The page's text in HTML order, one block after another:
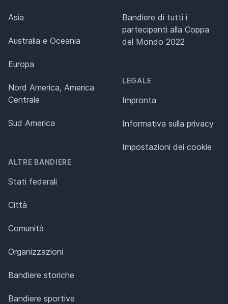
Asia
Australia e Oceania
Europa
Nord America, America
Centrale
Sud America
ALTRE BANDIERE
Stati federali
Città
Comunità
Organizzazioni
Bandiere storiche
Bandiere sportive
Bandiere di tutti i
partecipanti alla Coppa
del Mondo 2022
LEGALE
Impronta
Informativa sulla privacy
Impostazioni dei cookie